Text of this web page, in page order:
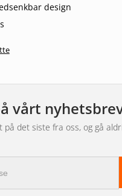
design
12 V- og 24 V-systemer
informasjon
(hvitt lys)
vårt
på det siste fra oss, og gå